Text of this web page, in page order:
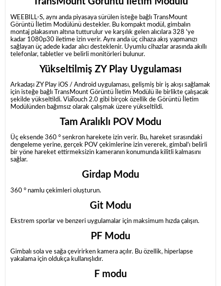
WEEBILL-S, aynı anda piyasaya sürülen isteğe bağlı TransMount
Görüntü İletim Modülünü destekler. Bu kompakt modül, gimbalın
montaj plakasının altına tutturulur ve karşılık gelen alıcılara 328 'ye
kadar 1080p30 iletime izin verir. Aynı anda üç cihaza akış yapmanızı
sağlayan üç adede kadar alıcı desteklenir. Uyumlu cihazlar arasında akıllı
telefonlar, tabletler ve belirli monitörleri bulunur.
Yükseltilmiş ZY Play Uygulaması
Arkadaşı ZY Play iOS / Android uygulaması, gelişmiş bir iş akışı sağlamak
için isteğe bağlı TransMount Görüntü İletim Modülü ile birlikte çalışacak
şekilde yükseltildi. ViaTouch 2.0 gibi birçok özellik de Görüntü İletim
Modülünden bağımsız olarak çalışmak üzere yükseltildi.
Tam Aralıklı POV Modu
Üç eksende 360 ° senkron harekete izin verir. Bu, hareket sırasındaki
dengeleme yerine, gerçek POV çekimlerine izin vererek, gimbal'ı belirli
bir yöne hareket ettirmeksizin kameranın konumunda kilitli kalmasını
sağlar.
Girdap Modu
360 ° namlu çekimleri oluşturun.
Git Modu
Ekstrem sporlar ve benzeri uygulamalar için maksimum hızda çalışın.
PF Modu
Gimbalı sola ve sağa çevirirken kamera açılır. Bu özellik, hiperlapse
yakalama için oldukça kullanışlıdır.
F modu